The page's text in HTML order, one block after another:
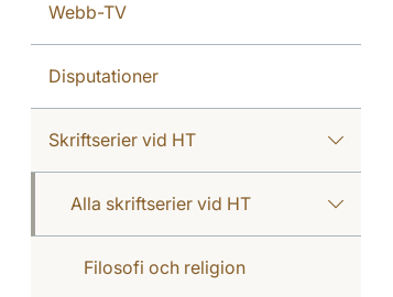
Webb-TV
Disputationer
Skriftserier vid HT
Alla skriftserier vid HT
Filosofi och religion